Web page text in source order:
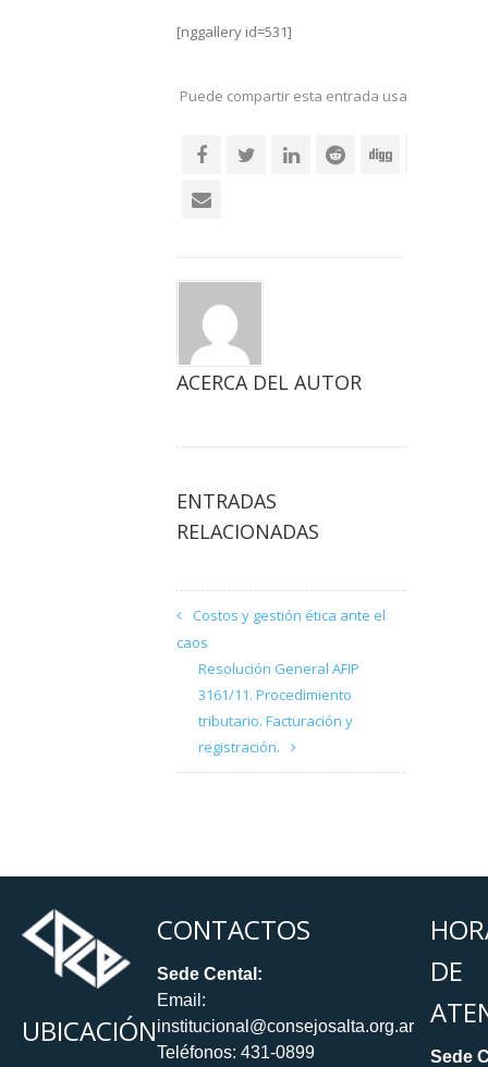
[nggallery id=531]
Puede compartir esta entrada usando sus
ACERCA DEL AUTOR
ENTRADAS
RELACIONADAS
Costos y gestión ética ante el
caos
Resolución General AFIP
3161/11. Procedimiento
tributario. Facturación y
registración.
UBICACIÓN
CONTACTOS
Sede Cental:
Email:
institucional@consejosalta.org.ar
Teléfonos: 431-0899
DE
Sede